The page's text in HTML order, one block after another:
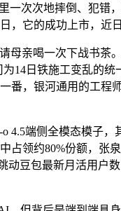
一次次地摔倒、犯错
，它的成功上市，近日
亲喝一次下战书茶
14日铁施工变乱的
番，银河通用的工程
端侧全模态模子，
占领约80%份额，张
动豆包最新月活用户